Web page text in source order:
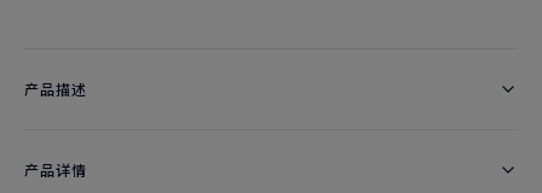
产品描述
产品详情